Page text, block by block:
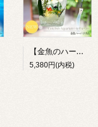
【金魚のハーバリウム】小さな水族館 プリザーブドフラワー アクアリウム 夏 和風 涼しい インテリア 雑貨 ギフト 贈り物 ルルズ Lulu＊s 0803
5,380円(内税)